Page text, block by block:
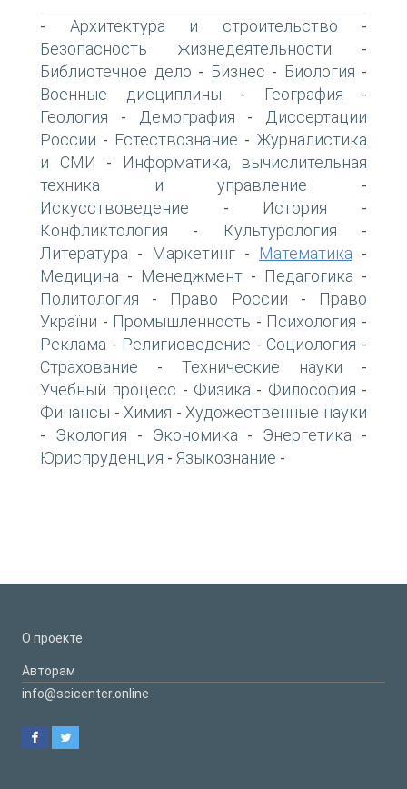
- Архитектура и строительство -
Безопасность жизнедеятельности -
Библиотечное дело - Бизнес - Биология -
Военные дисциплины - География -
Геология - Демография - Диссертации
России - Естествознание - Журналистика
и СМИ -
Информатика, вычислительная
техника и управление -
Искусствоведение - История -
Конфликтология - Культурология -
Литература - Маркетинг - Математика -
Медицина - Менеджмент - Педагогика -
Политология - Право России -
Право
України - Промышленность - Психология -
Реклама - Религиоведение - Социология -
Страхование - Технические науки -
Учебный процесс - Физика - Философия -
Финансы -Химия -Художественные науки
- Экология - Экономика - Энергетика -
Юриспруденция - Языкознание -
О проекте
Авторам
info@scicenter.online